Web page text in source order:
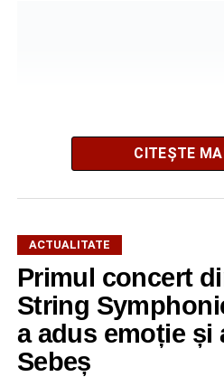
După două ediții organizate în
mută într-un nou decor, oferind
concura într-un cadru natural
destinat copiilor și
5 și 18 ani, iar participarea este
CITEȘTE
ACTUALITATE
Primul concert
String
a adus emoție și
Sebeș